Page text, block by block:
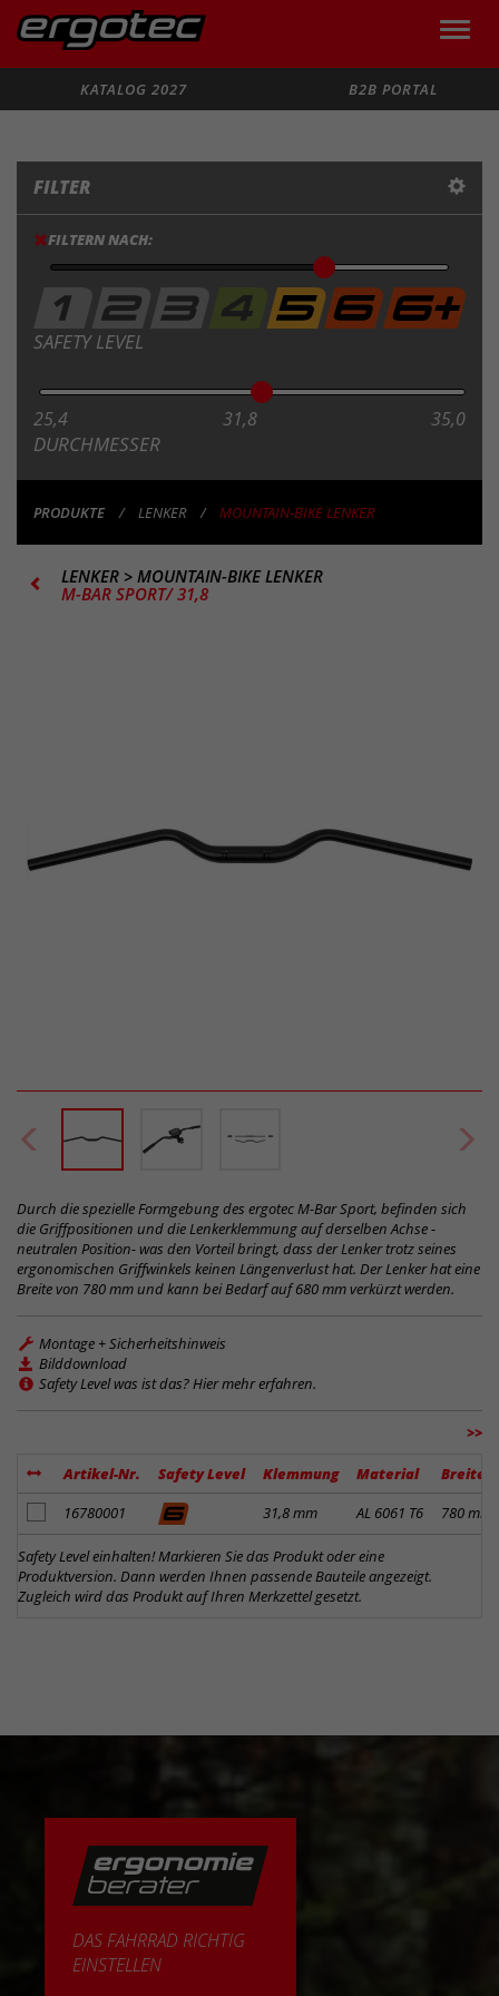
Toggle
KATALOG 2027
B2B PORTAL
FILTER
FILTERN NACH:
SAFETY LEVEL
25,4 31,8 35,0
DURCHMESSER
PRODUKTE LENKER MOUNTAIN-BIKE LENKER
LENKER > MOUNTAIN-BIKE LENKER
M-BAR SPORT/ 31,8
Durch die spezielle Formgebung des ergotec M-Bar Sport, befinden sich
die Griffpositionen und die Lenkerklemmung auf derselben Achse -
neutralen Position- was den Vorteil bringt, dass der Lenker trotz seines
ergonomischen Griffwinkels keinen Längenverlust hat. Der Lenker hat eine
Breite von 780 mm und kann bei Bedarf auf 680 mm verkürzt werden.
Montage + Sicherheitshinweis
Bilddownload
Safety Level was ist das? Hier mehr erfahren.
>>
Artikel-Nr. Safety Level Klemmung Material
Breite
Artikel zum Merkzettel hinzufügen
16780001 31,8 mm AL 6061 T6 780 mm
Safety Level einhalten! Markieren Sie das Produkt oder eine
Produktversion. Dann werden Ihnen passende Bauteile angezeigt.
Zugleich wird das Produkt auf Ihren Merkzettel gesetzt.
DAS FAHRRAD RICHTIG
EINSTELLEN